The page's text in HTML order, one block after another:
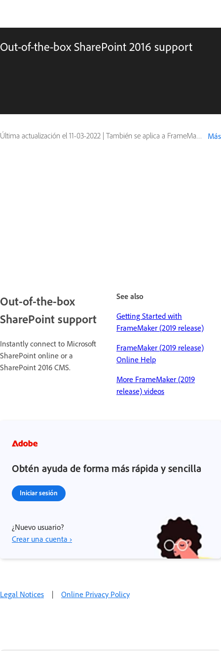
Out-of-the-box SharePoint 2016 support
Última actualización el 11-03-2022 | También se aplica a FrameMaker (2019 release) Más
Out-of-the-box
SharePoint support
Instantly connect to Microsoft
SharePoint online or a
SharePoint 2016 CMS.
See also
Getting Started with
FrameMaker (2019 release)
FrameMaker (2019 release)
Online Help
More FrameMaker (2019
release) videos
Obtén ayuda de forma más rápida y sencilla
Iniciar sesión
¿Nuevo usuario?
Crear una cuenta ›
Legal Notices | Online Privacy Policy